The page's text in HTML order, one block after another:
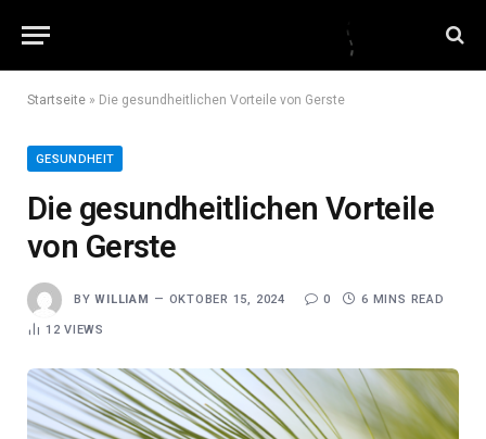
Startseite » Die gesundheitlichen Vorteile von Gerste
GESUNDHEIT
Die gesundheitlichen Vorteile
von Gerste
BY WILLIAM OKTOBER 15, 2024 0 6 MINS READ
12VIEWS